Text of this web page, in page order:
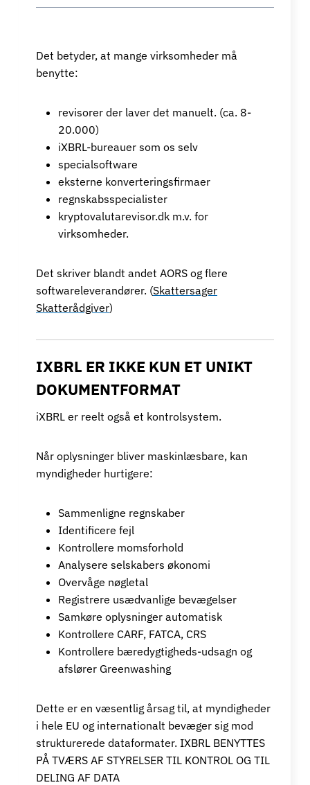
Det betyder, at mange virksomheder må
benytte:
revisorer der laver det manuelt. (ca. 8-
20.000)
iXBRL-bureauer som os selv
specialsoftware
eksterne konverteringsfirmaer
regnskabsspecialister
kryptovalutarevisor.dk m.v. for
virksomheder.
Det skriver blandt andet AORS og flere
softwareleverandører. (Skattersager
Skatterådgiver)
IXBRL ER IKKE KUN ET UNIKT
DOKUMENTFORMAT
iXBRL er reelt også et kontrolsystem.
Når oplysninger bliver maskinlæsbare, kan
myndigheder hurtigere:
Sammenligne regnskaber
Identificere fejl
Kontrollere momsforhold
Analysere selskabers økonomi
Overvåge nøgletal
Registrere usædvanlige bevægelser
Samkøre oplysninger automatisk
Kontrollere CARF, FATCA, CRS
Kontrollere bæredygtigheds-udsagn og
afslører Greenwashing
Dette er en væsentlig årsag til, at myndigheder
i hele EU og internationalt bevæger sig mod
strukturerede dataformater. IXBRL BENYTTES
PÅ TVÆRS AF STYRELSER TIL KONTROL OG TIL
DELING AF DATA